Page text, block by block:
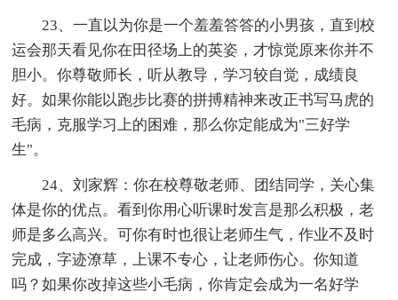
23、一直以为你是一个羞羞答答的小男孩，直到校
运会那天看见你在田径场上的英姿，才惊觉原来你并不
胆小。你尊敬师长，听从教导，学习较自觉，成绩良
好。如果你能以跑步比赛的拼搏精神来改正书写马虎的
毛病，克服学习上的困难，那么你定能成为"三好学
生"。
24、刘家辉：你在校尊敬老师、团结同学，关心集
体是你的优点。看到你用心听课时发言是那么积极，老
师是多么高兴。可你有时也很让老师生气，作业不及时
完成，字迹潦草，上课不专心，让老师伤心。你知道
吗？如果你改掉这些小毛病，你肯定会成为一名好学